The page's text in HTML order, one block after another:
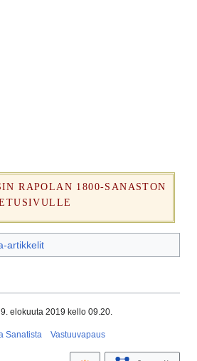
RAPOLAN 1800-SANASTON
artikkelit
elokuuta 2019 kello 09.20.
Sanatista Vastuuvapaus